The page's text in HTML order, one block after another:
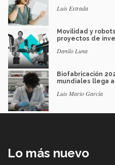
Luis Estrada
Movilidad y
proyectos de
Danilo Luna
Biofabricación
mundiales llega a
Luis Mario García
Lo más nuevo